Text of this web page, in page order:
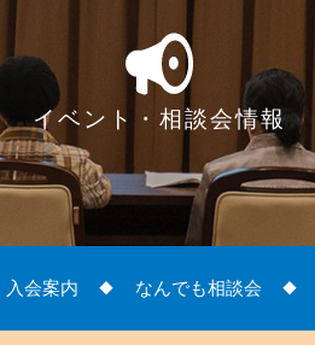
イベント・相談会情報
入会案内 なんでも相談会